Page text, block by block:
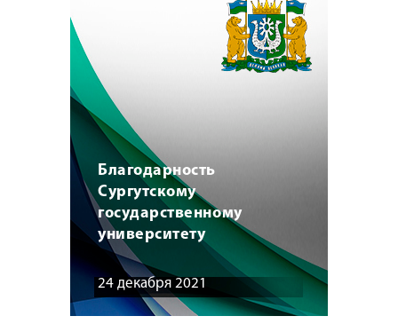
Благодарность
Сургутскому
государственному
университету
24 декабря 2021